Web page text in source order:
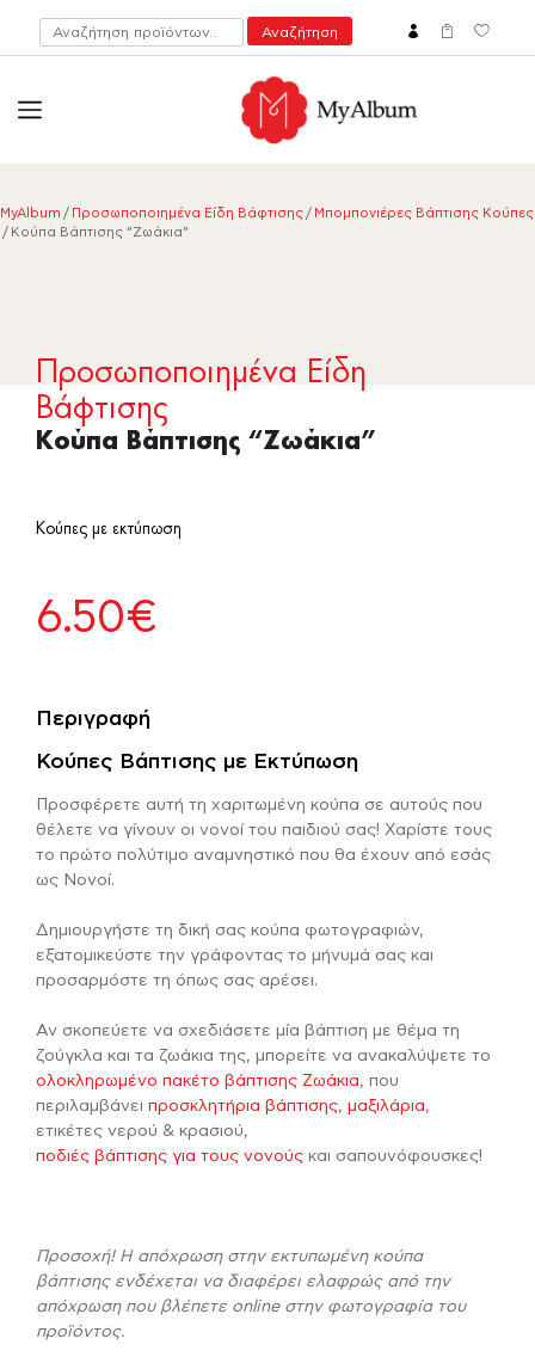
Αναζήτηση
για:
Αναζήτηση
open
MyAlbum / Προσωποποιημένα Είδη Βάφτισης / Μπομπονιέρες Βάπτισης Κούπες
/ Κούπα Βάπτισης “Ζωάκια”
Προσωποποιημένα Είδη
Βάφτισης
Κούπα Βάπτισης “Ζωάκια”
Κούπες με εκτύπωση
6.50€
Περιγραφή
Κούπες Βάπτισης με Εκτύπωση
Προσφέρετε αυτή τη χαριτωμένη κούπα σε αυτούς που
θέλετε να γίνουν οι νονοί του παιδιού σας! Χαρίστε τους
το πρώτο πολύτιμο αναμνηστικό που θα έχουν από εσάς
ως Νονοί.
Δημιουργήστε τη δική σας κούπα φωτογραφιών,
εξατομικεύστε την γράφοντας το μήνυμά σας και
προσαρμόστε τη όπως σας αρέσει.
Αν σκοπεύετε να σχεδιάσετε μία βάπτιση με θέμα τη
ζούγκλα και τα ζωάκια της, μπορείτε να ανακαλύψετε το
ολοκληρωμένο πακέτο βάπτισης Ζωάκια, που
περιλαμβάνει προσκλητήρια βάπτισης, μαξιλάρια,
ετικέτες νερού & κρασιού,
ποδιές βάπτισης για τους νονούς και σαπουνόφουσκες!
Προσοχή! Η απόχρωση στην εκτυπωμένη κούπα
βάπτισης ενδέχεται να διαφέρει ελαφρώς από την
απόχρωση που βλέπετε online στην φωτογραφία του
προϊόντος.